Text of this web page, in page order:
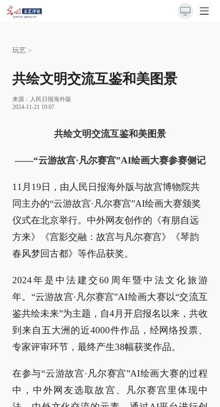
玩艺 >
共绘文明交流互鉴和美图景
来源： 人民日报海外版
2024-11-21 10:07
共绘文明交流互鉴和美图景
——“云游故宫·凡尔赛宫”AI绘画大赛参赛侧记
11月19日，由人民日报海外版与故宫博物院共
同主办的“云游故宫·凡尔赛宫”AI绘画大赛颁奖
仪式在北京举行。中外网友创作的《有朋自远
方来》《宫影交融：故宫与凡尔赛宫》《琴韵
春风梦回古都》等作品获奖。
2024年是中法建交60周年暨中法文化旅游
年。“云游故宫·凡尔赛宫”AI绘画大赛以“交流互
鉴共绘未来”为主题，自4月开启报名以来，共收
到来自五大洲的近4000件作品，经网络投票、
专家评审环节，最终产生38幅获奖作品。
在参与“云游故宫·凡尔赛宫”AI绘画大赛的过程
中，中外网友选取故宫、凡尔赛宫里体现中